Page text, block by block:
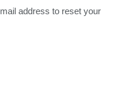
address to reset your